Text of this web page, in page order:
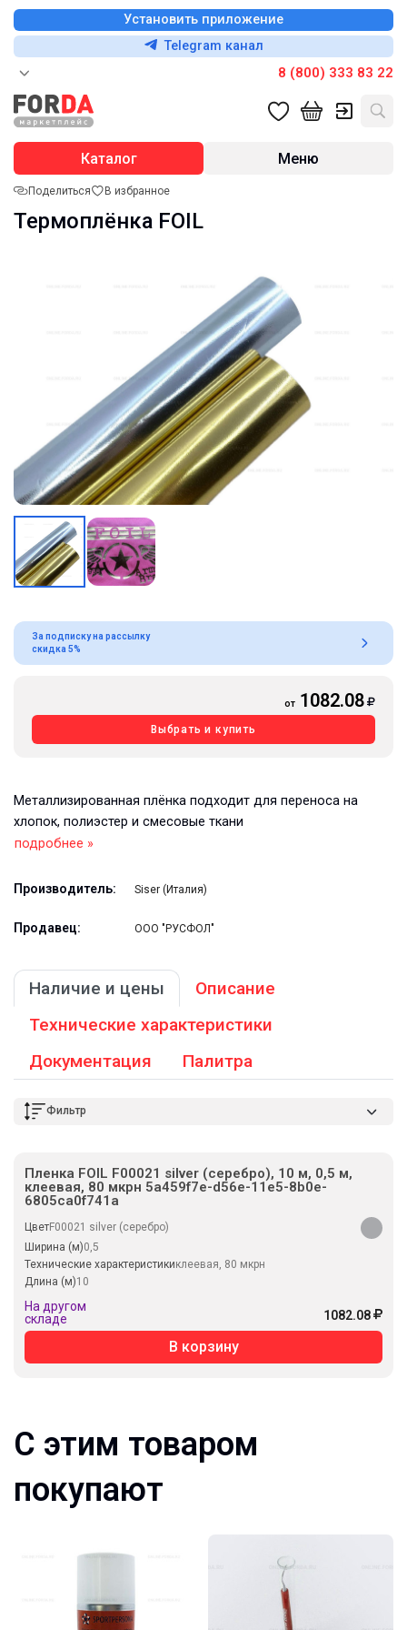
Установить приложение
Telegram канал
8 (800) 333 83 22
Каталог Меню
Поделиться В избранное
Термоплёнка FOIL
За подписку на рассылку
скидка 5%
от 1082.08
Выбрать и купить
Металлизированная плёнка подходит для переноса на
хлопок, полиэстер и смесовые ткани
подробнее »
Производитель: Siser (Италия)
Продавец: ООО "РУСФОЛ"
Наличие и цены
Описание
Технические характеристики
Документация
Палитра
Фильтр
Пленка FOIL F00021 silver (серебро), 10 м, 0,5 м,
клеевая, 80 мкрн 5a459f7e-d56e-11e5-8b0e-
6805ca0f741a
ЦветF00021 silver (серебро)
Ширина (м)0,5
Технические характеристикиклеевая, 80 мкрн
Длина (м)10
На другом
складе
1082.08
В корзину
С этим товаром
покупают